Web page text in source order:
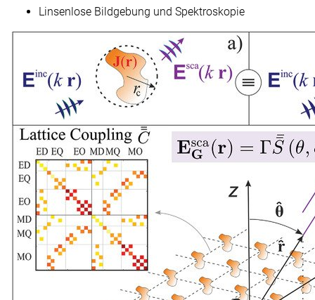
Linsenlose Bildgebung und Spektroskopie